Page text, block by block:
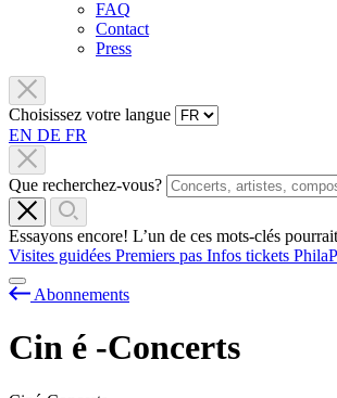
FAQ
Contact
Press
Choisissez votre langue
EN DE FR
Que recherchez-vous?
Essayons encore! L’un de ces mots-clés
Visites guidées Premiers pas Infos tickets
Abonnements
Cin é -Concerts